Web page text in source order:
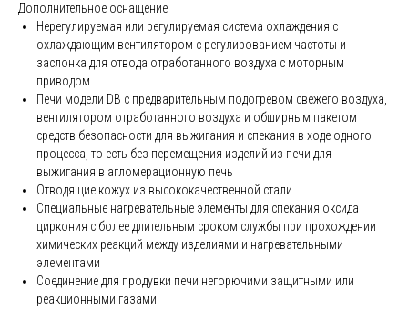
Дополнительное оснащение
Нерегулируемая или регулируемая система охлаждения с
охлаждающим вентилятором с регулированием частоты и
заслонка для отвода отработанного воздуха с моторным
приводом
Печи модели DB с предварительным подогревом свежего воздуха,
вентилятором отработанного воздуха и обширным пакетом
средств безопасности для выжигания и спекания в ходе одного
процесса, то есть без перемещения изделий из печи для
выжигания в агломерационную печь
Отводящие кожух из высококачественной стали
Специальные нагревательные элементы для спекания оксида
циркония с более длительным сроком службы при прохождении
химических реакций между изделиями и нагревательными
элементами
Соединение для продувки печи негорючими защитными или
реакционными газами